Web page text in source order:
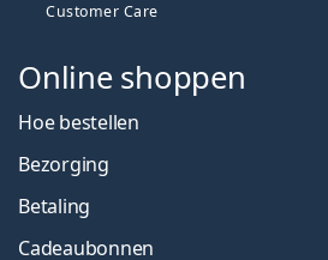
Customer Care
Online shoppen
Hoe bestellen
Bezorging
Betaling
Cadeaubonnen